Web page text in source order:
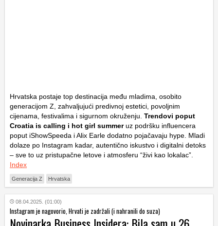
Hrvatska postaje top destinacija među mladima, osobito
generacijom Z, zahvaljujući predivnoj estetici, povoljnim
cijenama, festivalima i sigurnom okruženju. Trendovi poput
Croatia is calling i hot girl summeruz podršku influencera
poput iShowSpeeda i Alix Earle dodatno pojačavaju hype. Mladi
dolaze po Instagram kadar, autentično iskustvo i digitalni detoks
– sve to uz pristupačne letove i atmosferu “živi kao lokalac”.
Index
Generacija Z Hrvatska
08.04.2025. (01:00)
Instagram je nagovorio, Hrvati je zadržali (i nahranili do suza)